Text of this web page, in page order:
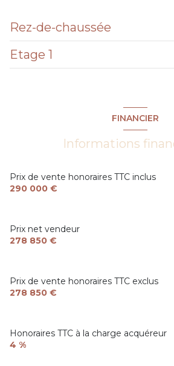
1 parking(s)
Rez-de-chaussée
salon/sejour
Etage 1
chambre
FINANCIER
Informations
Prix de vente honoraires TTC inclus
290 000 €
Prix net vendeur
278 850 €
Prix de vente honoraires TTC exclus
278 850 €
Honoraires TTC à la charge acquéreur
4 %